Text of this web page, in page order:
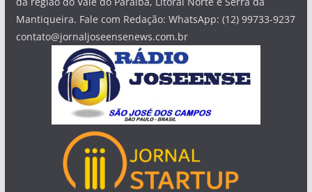
Mantiqueira. Fale com Redação: WhatsApp: (12) 99733-9237
contato@jornaljoseensenews.com.br